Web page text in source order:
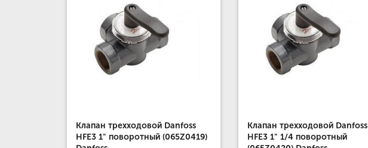
Клапан трехходовой Danfoss
HFE3 1" поворотный (065Z0419)
Клапан трехходовой Danfoss
HFE3 1" 1/4 поворотный